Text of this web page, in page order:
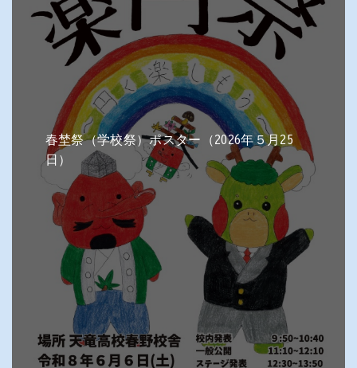
春埜祭（学校祭）ポスター（2026年５月25
日）